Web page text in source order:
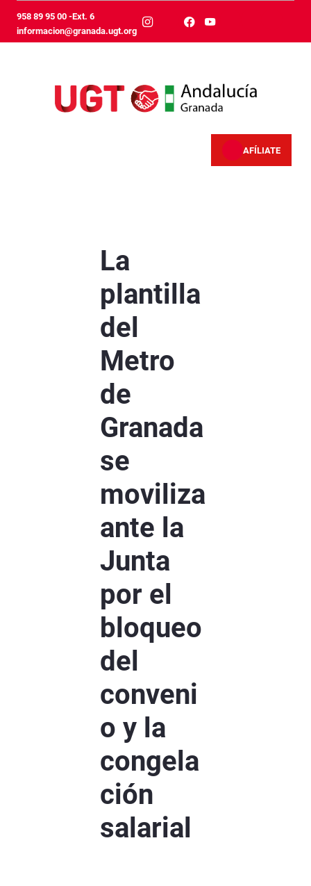
Skip to Main Content
958 89 95 00 -Ext. 6
informacion@granada.ugt.org
AFÍLIATE
La
plantilla
del
Metro
de
Granada
se
moviliza
ante la
Junta
por el
bloqueo
del
conveni
o y la
congela
ción
salarial